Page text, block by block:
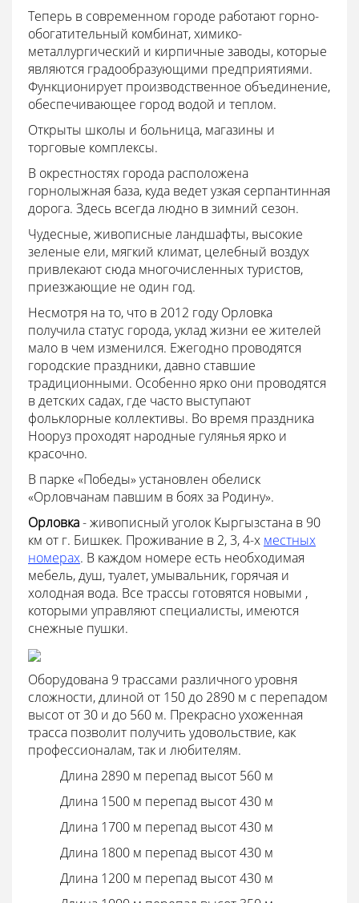
Теперь в современном городе работают горно-
обогатительный комбинат, химико-
металлургический и кирпичные заводы, которые
являются градообразующими предприятиями.
Функционирует производственное объединение,
обеспечивающее город водой и теплом.
Открыты школы и больница, магазины и
торговые комплексы.
В окрестностях города расположена
горнолыжная база, куда ведет узкая серпантинная
дорога. Здесь всегда людно в зимний сезон.
Чудесные, живописные ландшафты, высокие
зеленые ели, мягкий климат, целебный воздух
привлекают сюда многочисленных туристов,
приезжающие не один год.
Несмотря на то, что в 2012 году Орловка
получила статус города, уклад жизни ее жителей
мало в чем изменился. Ежегодно проводятся
городские праздники, давно ставшие
традиционными. Особенно ярко они проводятся
в детских садах, где часто выступают
фольклорные коллективы. Во время праздника
Нооруз проходят народные гулянья ярко и
красочно.
В парке «Победы» установлен обелиск
«Орловчанам павшим в боях за Родину».
Орловка- живописный уголок Кыргызстана в 90
км от г. Бишкек. Проживание в 2, 3, 4-х местных
номерах. В каждом номере есть необходимая
мебель, душ, туалет, умывальник, горячая и
холодная вода. Все трассы готовятся новыми ,
которыми управляют специалисты, имеются
снежные пушки.
Оборудована 9 трассами различного уровня
сложности, длиной от 150 до 2890 м с перепадом
высот от 30 и до 560 м. Прекрасно ухоженная
трасса позволит получить удовольствие, как
профессионалам, так и любителям.
Длина 2890 м перепад высот 560 м
Длина 1500 м перепад высот 430 м
Длина 1700 м перепад высот 430 м
Длина 1800 м перепад высот 430 м
Длина 1200 м перепад высот 430 м